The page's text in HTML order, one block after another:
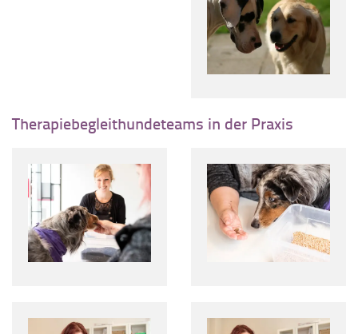
Therapiebegleithundeteams in der Praxis